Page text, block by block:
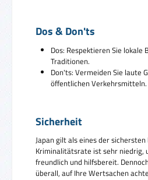
Dos & Don'ts
Dos: Respektieren Sie lokale
Traditionen.
Don'ts: Vermeiden Sie laute
öffentlichen Verkehrsmitteln.
Sicherheit
Japan gilt als eines der
Kriminalitätsrate ist sehr niedrig,
freundlich und hilfsbereit.
überall, auf Ihre Wertsachen